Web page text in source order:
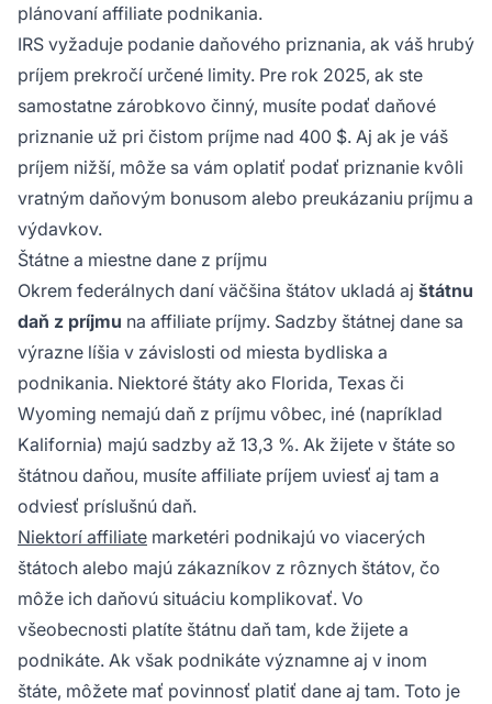
plánovaní affiliate podnikania.
IRS vyžaduje podanie daňového priznania, ak váš hrubý
príjem prekročí určené limity. Pre rok 2025, ak ste
samostatne zárobkovo činný, musíte podať daňové
priznanie už pri čistom príjme nad 400 $. Aj ak je váš
príjem nižší, môže sa vám oplatiť podať priznanie kvôli
vratným daňovým bonusom alebo preukázaniu príjmu a
výdavkov.
Štátne a miestne dane z príjmu
Okrem federálnych daní väčšina štátov ukladá aj štátnu
daň z príjmu na affiliate príjmy. Sadzby štátnej dane sa
výrazne líšia v závislosti od miesta bydliska a
podnikania. Niektoré štáty ako Florida, Texas či
Wyoming nemajú daň z príjmu vôbec, iné (napríklad
Kalifornia) majú sadzby až 13,3 %. Ak žijete v štáte so
štátnou daňou, musíte affiliate príjem uviesť aj tam a
odviesť príslušnú daň.
Niektorí affiliate marketéri podnikajú vo viacerých
štátoch alebo majú zákazníkov z rôznych štátov, čo
môže ich daňovú situáciu komplikovať. Vo
všeobecnosti platíte štátnu daň tam, kde žijete a
podnikáte. Ak však podnikáte významne aj v inom
štáte, môžete mať povinnosť platiť dane aj tam. Toto je